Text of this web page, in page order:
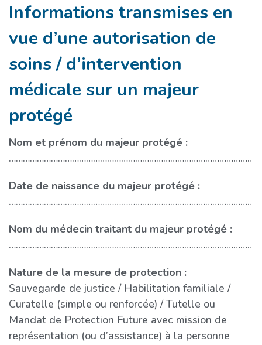
Informations transmises en
vue d’une autorisation de
soins / d’intervention
médicale sur un majeur
protégé
Nom et prénom du majeur protégé :
Date de naissance du majeur protégé :
Nom du médecin traitant du majeur protégé :
Nature de la mesure de protection :
Sauvegarde de justice
Habilitation familiale
Curatelle (simple ou renforcée)
Tutelle ou
Mandat de Protection Future avec mission de
représentation (ou d’assistance) à la personne